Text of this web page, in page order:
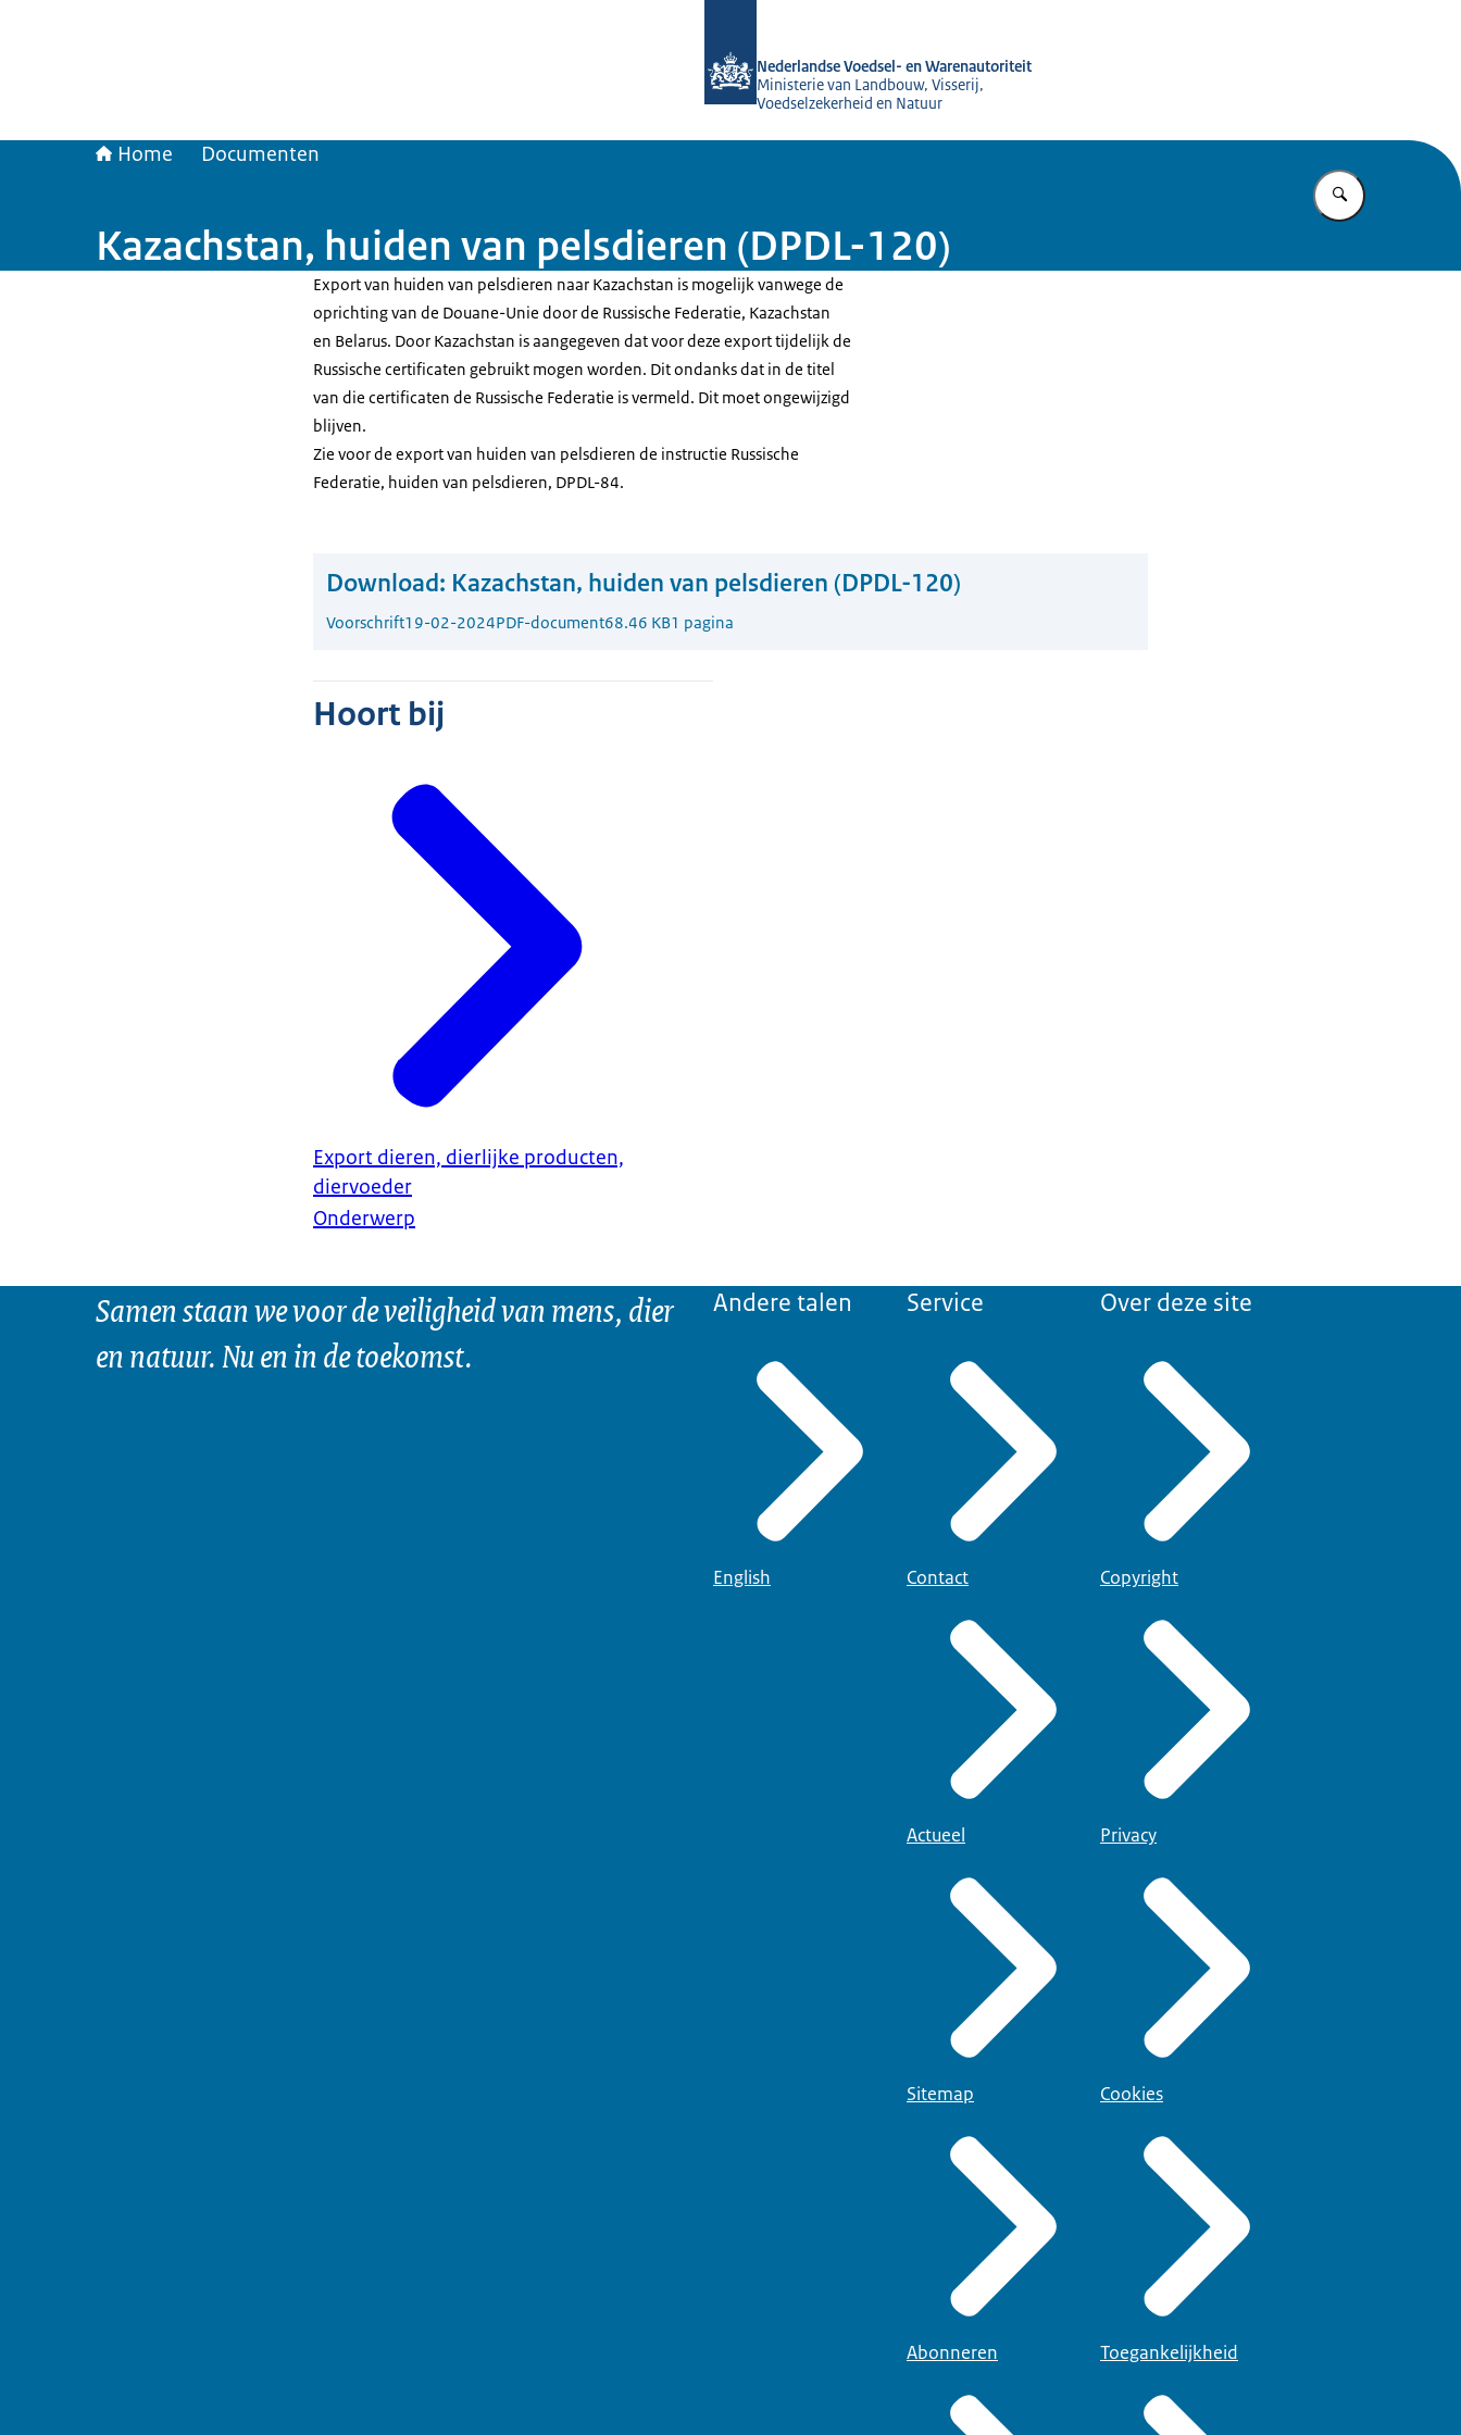
Nederlandse Voedsel- en Warenautoriteit
Ministerie van Landbouw, Visserij,
Voedselzekerheid en Natuur
Home Documenten
Vul in wat u
Kazachstan, huiden van pelsdieren (DPDL-120)
Export van huiden van pelsdieren naar Kazachstan is mogelijk vanwege de
oprichting van de Douane-Unie door de Russische Federatie, Kazachstan
en Belarus. Door Kazachstan is aangegeven dat voor deze export tijdelijk de
Russische certificaten gebruikt mogen worden. Dit ondanks dat in de titel
van die certificaten de Russische Federatie is vermeld. Dit moet ongewijzigd
blijven.
Zie voor de export van huiden van pelsdieren de instructie Russische
Federatie, huiden van pelsdieren, DPDL-84.
Download: Kazachstan, huiden van pelsdieren (DPDL-120)
Voorschrift19-02-2024PDF-document68.46 KB1 pagina
Hoort bij
Export dieren, dierlijke producten,
diervoeder
Onderwerp
Samen staan we voor de veiligheid van mens, dier
en natuur. Nu en in de toekomst.
Andere talen
English
Service
Contact
Actueel
Sitemap
Abonneren
Over deze site
Copyright
Privacy
Cookies
Toegankelijkheid